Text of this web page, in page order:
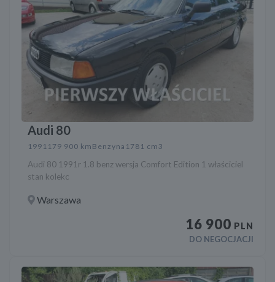
Audi 80
1991 179 900 km Benzyna 1781 cm3
Audi 80 1991r 1.8 benz wersja Comfort Edition 1 właściciel
stan kolekc
Warszawa
16 900 PLN
DO NEGOCJACJI